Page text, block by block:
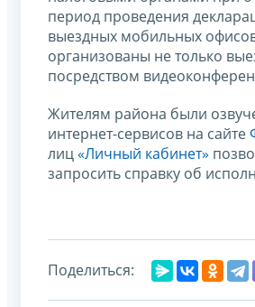
период проведения
выездных мобильных
организованы не только
посредством
Жителям района были
интернет-сервисов на сайте
лиц«Личный кабинет»
запросить справку об
Поделиться: